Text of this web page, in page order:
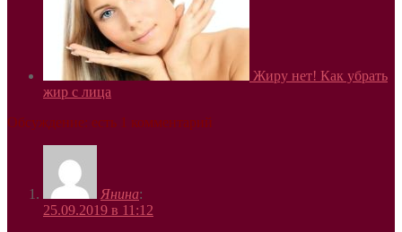
Жиру нет! Как убрать
жир с лица
Обсуждение: есть 1 комментарий
Янина:
25.09.2019 в 11:12